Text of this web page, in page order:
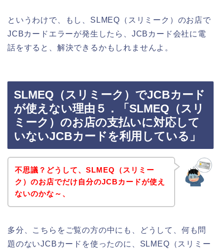
というわけで、もし、SLMEQ（スリミーク）のお店で
JCBカードエラーが発生したら、JCBカード会社に電
話をすると、解決できるかもしれませんよ。
SLMEQ（スリミーク）でJCBカード
が使えない理由５．「SLMEQ（スリ
ミーク）のお店の支払いに対応して
いないJCBカードを利用している」
不思議？どうして、SLMEQ（スリミー
ク）のお店でだけ自分のJCBカードが使え
ないのかな～、
多分、こちらをご覧の方の中にも、どうして、何も問
題のないJCBカードを使ったのに、SLMEQ（スリミー